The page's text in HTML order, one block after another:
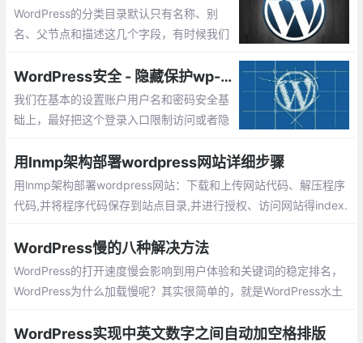
WordPress的分类目录默认只有名称、别
名、父节点和描述这几个字段，有时候我们
个分类封面图、给分类指定keywords和des
cription等等
WordPress安全 - 隐藏保护wp-login.php后台登陆入口
我们在基本的设置账户用户名和密码安全基
础上，最好把这个登录入口限制访问或者隐
如安装Stealth Login Page插件可以设置登
录页面后的参数
用lnmp架构部署wordpress网站详细步骤
用lnmp架构部署wordpress网站：下载和上传网站代码、解压程序
代码,并将程序代码保存到站点目录,并进行授权、访问网站得index.
WordPress慢的八种解决方法
WordPress的打开速度慢会影响到用户体验和关键词的稳定排名，
WordPress为什么加载慢呢？其实很简单的，就是WordPress水土
在国内用肯定会卡的，今天笔者给大家整理了几个解决各种WordPr
WordPress实现中英文数字之间自动加空格排版